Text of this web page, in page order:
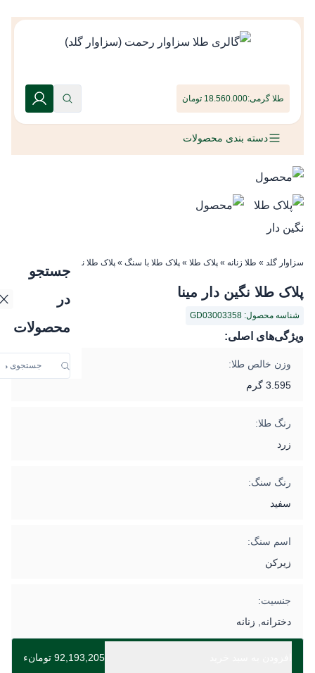
طلا گرمی:18.560.000 تومان
جستجو
در
محصولات
دسته بندی محصولات
سزاوار گلد » طلا زنانه » پلاک طلا » پلاک طلا با سنگ » پلاک طلا نگین دار مینا
پلاک طلا نگین دار مینا
شناسه محصول: GD03003358
ویژگی‌های اصلی:
وزن خالص طلا:
3.595 گرم
رنگ طلا:
زرد
رنگ سنگ:
سفید
اسم سنگ:
زیرکن
جنسیت:
دخترانه, زنانه
92,193,205 تومانء